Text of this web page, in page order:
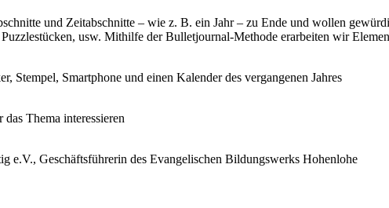
und Zeitabschnitte – wie z. B. ein Jahr – zu Ende und wollen
usw. Mithilfe der Bulletjournal-Methode erarbeiten wir
Smartphone und einen Kalender des vergangenen Jahres
Thema interessieren
e.V., Geschäftsführerin des Evangelischen Bildungswerks Hohenlohe